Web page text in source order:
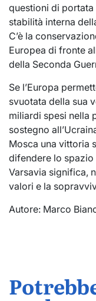
questioni di portata
stabilità interna
C’è la
Europea di fronte
della Seconda
Se l’Europa
svuotata della sua
miliardi spesi nella
sostegno
Mosca una vittoria
difendere lo
Varsavia significa,
valori e la
Autore: Marco